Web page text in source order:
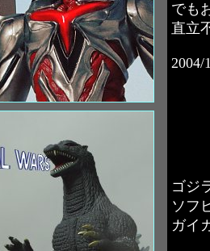
でも
直立
2004/
ゴジ
ソフ
ガイ